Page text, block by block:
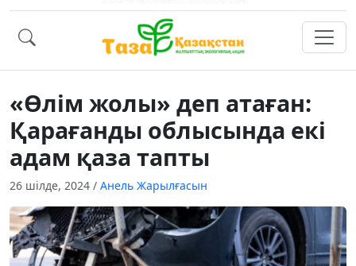
«Өлім жолы» деп атаған:
Қарағанды облысында екі
адам қаза тапты
26 шілде, 2024 / Анель Жарылғасын